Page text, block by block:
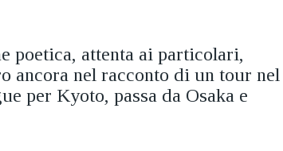
poetica, attenta ai particolari,
ancora nel racconto di un tour nel
per Kyoto, passa da Osaka e